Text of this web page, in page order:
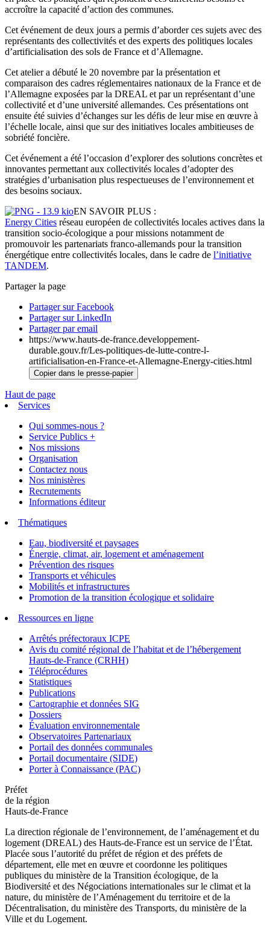
accroître la capacité d’action des communes.
Cet événement de deux jours a permis d’aborder ces sujets avec des
représentants des collectivités et des experts des politiques locales
d’artificialisation des sols de France et d’Allemagne.
Cet atelier a débuté le 20 novembre par la présentation et
comparaison des cadres réglementaires nationaux de la France et de
l’Allemagne exposées par la DREAL et par un représentant d’une
collectivité et d’une université allemandes. Ces présentations ont
ensuite été suivies d’échanges sur les défis de leur mise en œuvre à
l’échelle locale, ainsi que sur des initiatives locales ambitieuses de
sobriété foncière.
Cet événement a été l’occasion d’explorer des solutions concrètes et
innovantes permettant aux collectivités locales d’adopter des
stratégies d’urbanisation plus respectueuses de l’environnement et
des besoins sociaux.
EN SAVOIR PLUS :
Energy Cities réseau européen de collectivités locales actives dans la
transition socio-écologique a pour missions notamment de
promouvoir les partenariats franco-allemands pour la transition
énergétique entre collectivités locales, dans le cadre de l’initiative
TANDEM.
Partager la page
Partager sur Facebook
Partager sur LinkedIn
Partager par email
https://www.hauts-de-france.developpement-
durable.gouv.fr/Les-politiques-de-lutte-contre-l-
artificialisation-en-France-et-Allemagne-Energy-cities.html
Copier dans le presse-papier
Haut de page
Services
Qui sommes-nous ?
Service Publics +
Nos missions
Organisation
Contactez nous
Nos ministères
Recrutements
Informations éditeur
Thématiques
Eau, biodiversité et paysages
Énergie, climat, air, logement et aménagement
Prévention des risques
Transports et véhicules
Mobilités et infrastructures
Promotion de la transition écologique et solidaire
Ressources en ligne
Arrêtés préfectoraux ICPE
Avis du comité régional de l’habitat et de l’hébergement
Hauts-de-France (CRHH)
Téléprocédures
Statistiques
Publications
Cartographie et données SIG
Dossiers
Évaluation environnementale
Observatoires Partenariaux
Portail des données communales
Portail documentaire (SIDE)
Porter à Connaissance (PAC)
Préfet
de la région
Hauts-de-France
La direction régionale de l’environnement, de l’aménagement et du
logement (DREAL) des Hauts-de-France est un service de l’État.
Placée sous l’autorité du préfet de région et des préfets de
département, elle met en œuvre et coordonne les politiques
publiques du ministère de la Transition écologique, de la
Biodiversité et des Négociations internationales sur le climat et la
nature, du ministère de l’Aménagement du territoire et de la
Décentralisation, du ministère des Transports, du ministère de la
Ville et du Logement.